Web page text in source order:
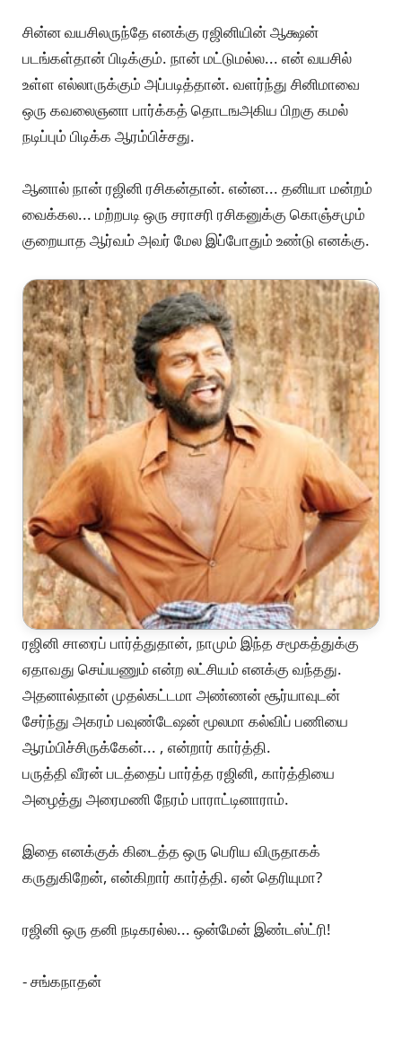
சின்ன வயசிலருந்தே எனக்கு ரஜினியின் ஆக்ஷன்
படங்கள்தான் பிடிக்கும். நான் மட்டுமல்ல... என் வயசில்
உள்ள எல்லாருக்கும் அப்படித்தான். வளர்ந்து சினிமாவை
ஒரு கவலைஞனா பார்க்கத் தொடஙஅகிய பிறகு கமல்
நடிப்பும் பிடிக்க ஆரம்பிச்சது.
ஆனால் நான் ரஜினி ரசிகன்தான். என்ன... தனியா மன்றம்
வைக்கல... மற்றபடி ஒரு சராசரி ரசிகனுக்கு கொஞ்சமும்
குறையாத ஆர்வம் அவர் மேல இப்போதும் உண்டு எனக்கு.
ரஜினி சாரைப் பார்த்துதான், நாமும் இந்த சமூகத்துக்கு
ஏதாவது செய்யணும் என்ற லட்சியம் எனக்கு வந்தது.
அதனால்தான் முதல்கட்டமா அண்ணன் சூர்யாவுடன்
சேர்ந்து அகரம் பவுண்டேஷன் மூலமா கல்விப் பணியை
ஆரம்பிச்சிருக்கேன்... , என்றார் கார்த்தி.
பருத்தி வீரன் படத்தைப் பார்த்த ரஜினி, கார்த்தியை
அழைத்து அரைமணி நேரம் பாராட்டினாராம்.
இதை எனக்குக் கிடைத்த ஒரு பெரிய விருதாகக்
கருதுகிறேன், என்கிறார் கார்த்தி. ஏன் தெரியுமா?
ரஜினி ஒரு தனி நடிகரல்ல... ஒன்மேன் இண்டஸ்ட்ரி!
- சங்கநாதன்